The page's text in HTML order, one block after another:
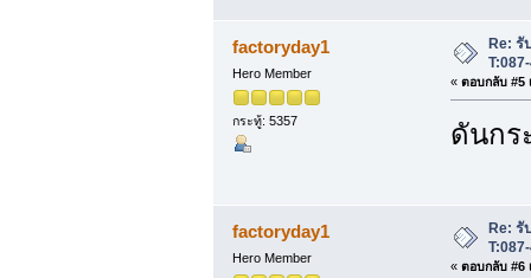
factoryday1
Hero Member
กระทู้: 5357
Re: รั
« ตอบกลับ #5
ดันก
factoryday1
Hero Member
Re:
« ตอบกลับ #6